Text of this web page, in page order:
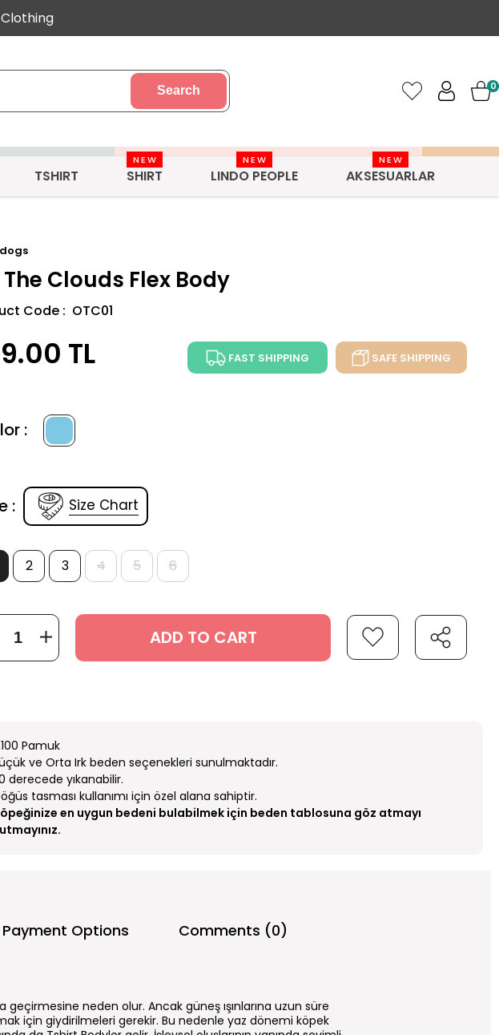
Search 0
TSHIRT
NEW
SHIRT
NEW
LINDO PEOPLE
NEW
AKSESUARLAR
The Clouds Flex Body
Code : OTC01
TL FAST SHIPPING SAFE SHIPPING
:
: Size Chart
2 3 4 5 6
ADD TO CART
Pamuk
ve Orta Irk beden seçenekleri sunulmaktadır.
derecede yıkanabilir.
tasması kullanımı için özel alana sahiptir.
en uygun bedeni bulabilmek için beden tablosuna göz atmayı
Payment Options Comments (0)
neden olur. Ancak güneş ışınlarına uzun süre
için giydirilmeleri gerekir. Bu nedenle yaz dönemi köpek